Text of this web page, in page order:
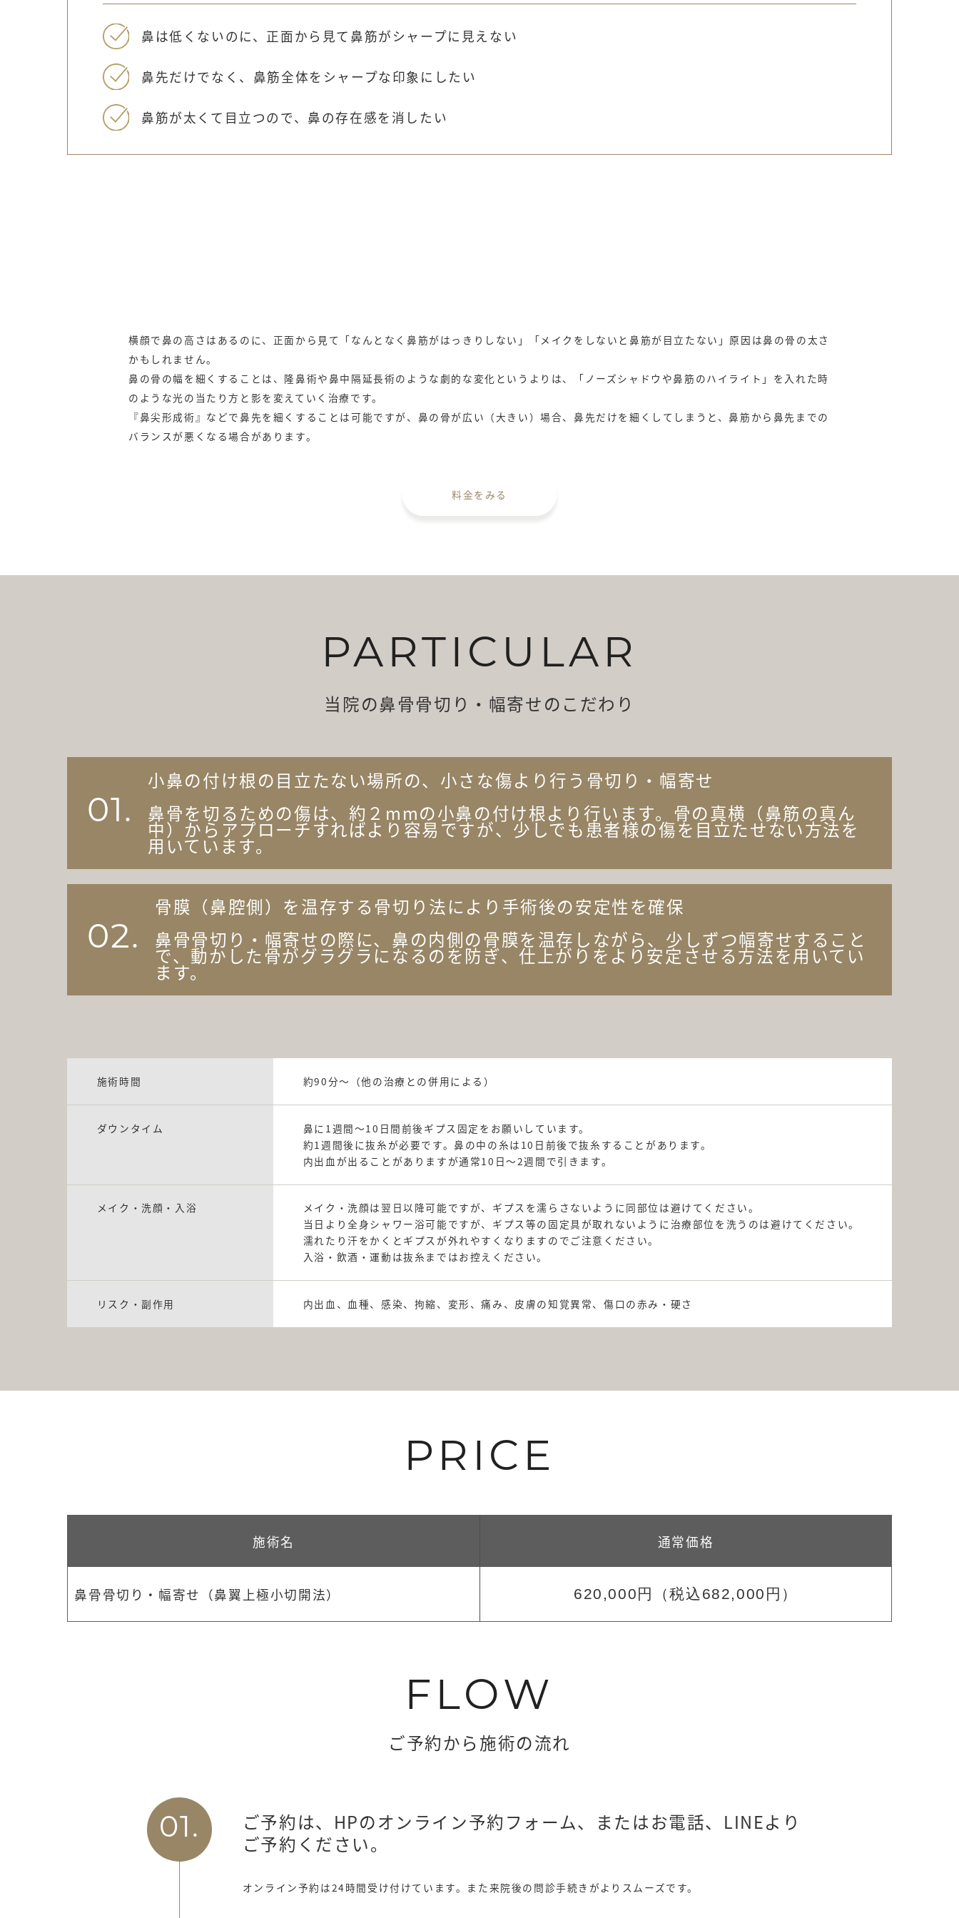
鼻は低くないのに、正面から見て鼻筋がシャープに見えない
鼻先だけでなく、鼻筋全体をシャープな印象にしたい
鼻筋が太くて目立つので、鼻の存在感を消したい
小鼻の溝の目立たない傷から行う鼻骨骨切り・幅寄せ
鼻筋全体をシャープにして『存在感のない鼻』に
横顔で鼻の高さはあるのに、正面から見て「なんとなく鼻筋がはっきりしない」「メイクをしないと鼻筋が目立たない」原因は鼻の骨の太さ
かもしれません。
鼻の骨の幅を細くすることは、隆鼻術や鼻中隔延長術のような劇的な変化というよりは、「ノーズシャドウや鼻筋のハイライト」を入れた時
のような光の当たり方と影を変えていく治療です。
『鼻尖形成術』などで鼻先を細くすることは可能ですが、鼻の骨が広い（大きい）場合、鼻先だけを細くしてしまうと、鼻筋から鼻先までの
バランスが悪くなる場合があります。
料金をみる
PARTICULAR
当院の鼻骨骨切り・幅寄せのこだわり
01.
小鼻の付け根の目立たない場所の、小さな傷より行う骨切り・幅寄せ
鼻骨を切るための傷は、約２mmの小鼻の付け根より行います。骨の真横（鼻筋の真ん
中）からアプローチすればより容易ですが、少しでも患者様の傷を目立たせない方法を
用いています。
02.
骨膜（鼻腔側）を温存する骨切り法により手術後の安定性を確保
鼻骨骨切り・幅寄せの際に、鼻の内側の骨膜を温存しながら、少しずつ幅寄せすること
で、動かした骨がグラグラになるのを防ぎ、仕上がりをより安定させる方法を用いてい
ます。
施術時間 約90分～（他の治療との併用による）
ダウンタイム
鼻に1週間～10日間前後ギプス固定をお願いしています。
約1週間後に抜糸が必要です。鼻の中の糸は10日前後で抜糸することがあります。
内出血が出ることがありますが通常10日～2週間で引きます。
メイク・洗顔・入浴
メイク・洗顔は翌日以降可能ですが、ギプスを濡らさないように同部位は避けてください。
当日より全身シャワー浴可能ですが、ギプス等の固定具が取れないように治療部位を洗うのは避けてください。
濡れたり汗をかくとギプスが外れやすくなりますのでご注意ください。
入浴・飲酒・運動は抜糸まではお控えください。
リスク・副作用 内出血、血種、感染、拘縮、変形、痛み、皮膚の知覚異常、傷口の赤み・硬さ
PRICE
施術名 通常価格
鼻骨骨切り・幅寄せ（鼻翼上極小切開法） 620,000円 （税込682,000円）
FLOW
ご予約から施術の流れ
01.
ご予約は、HPのオンライン予約フォーム、またはお電話、LINEより
ご予約ください。
オンライン予約は24時間受け付けています。 また来院後の問診手続きがよりスムーズです。